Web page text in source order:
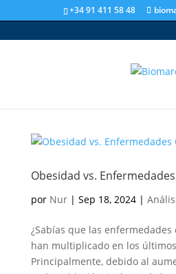
+34 91 411 58 48
Obesidad vs.
por Nur| Sep 18, 2024|
¿Sabías que las enfermedades
han multiplicado en los
Principalmente, debido al